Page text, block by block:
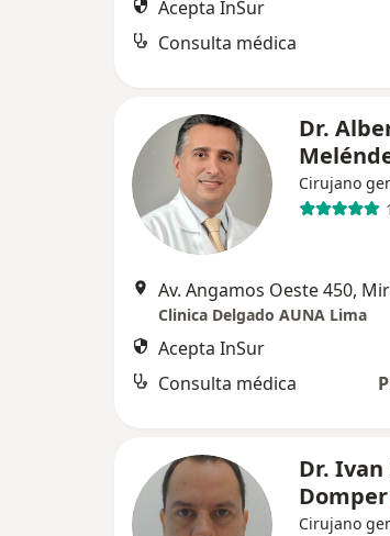
Acepta InSur
Consulta médica
Dr.
Cirujano
Av. Angamos Oeste 450,
Clinica Delgado AUNA Lima
Acepta InSur
Consulta médica
Dr.
Domper
Cirujano